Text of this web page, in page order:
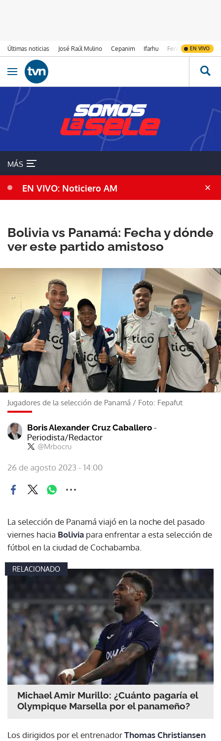
Últimas noticias José Raúl Mulino Cepanim Ifarhu Fenómeno de El
EN VIVO
Ir al contenido
Obrir navegació
MÁS
EN VIVO: Noticiero AM
Bolivia vs Panamá: Fecha y dónde
ver este partido amistoso
Jugadores de la selección de Panamá / Foto: Fepafut
Boris Alexander Cruz Caballero -
Periodista/Redactor
@Mrbocru
26 de agosto 2023 - 14:00
La selección de Panamá viajó en la noche del pasado
viernes hacia Bolivia para enfrentar a esta selección de
fútbol en la ciudad de Cochabamba.
RELACIONADO
Michael Amir Murillo: ¿Cuánto pagaría el
Olympique Marsella por el panameño?
Los dirigidos por el entrenadorThomas Christiansen